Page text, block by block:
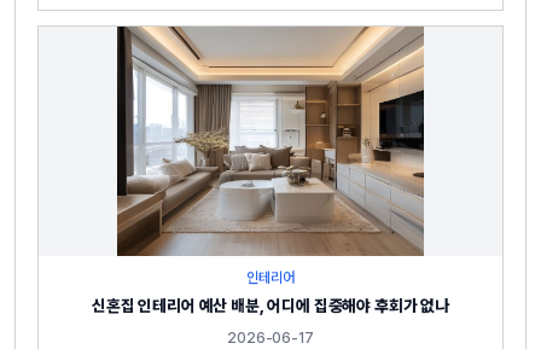
인테리어
신혼집 인테리어 예산 배분, 어디에 집중해야 후회가 없나
2026-06-17